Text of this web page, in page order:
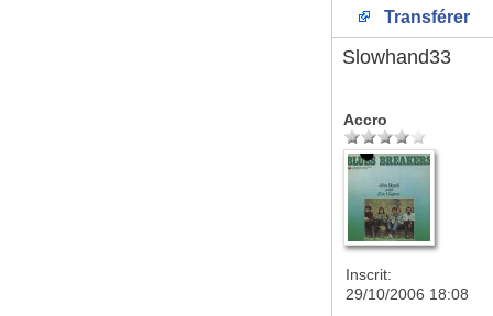
Transférer
Slowhand33
Accro
Inscrit:
29/10/2006 18:08